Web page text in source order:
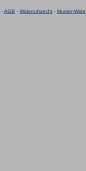
-AGB - Widerrufsrecht - Muster-